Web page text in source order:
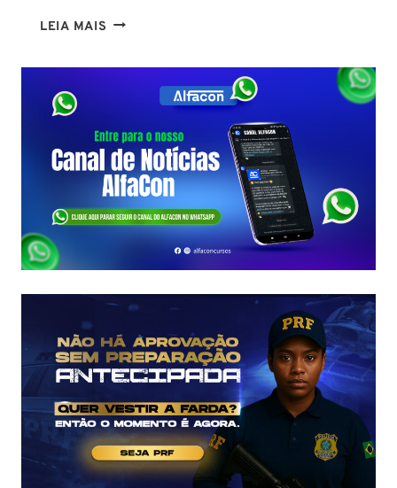
LEIA MAIS CONCURSO
SC:
CONTRATO
A
FCC
É
ASSINADO
E
EDITAL
SALÁRIOS
A
R$
43
MIL!